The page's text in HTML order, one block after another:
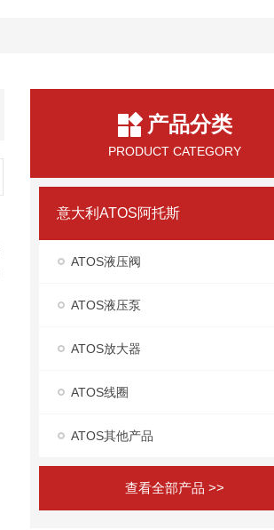
产品分类
PRODUCT CATEGORY
意大利ATOS阿托斯
ATOS液压阀
ATOS液压泵
ATOS放大器
ATOS线圈
ATOS其他产品
查看全部产品 >>